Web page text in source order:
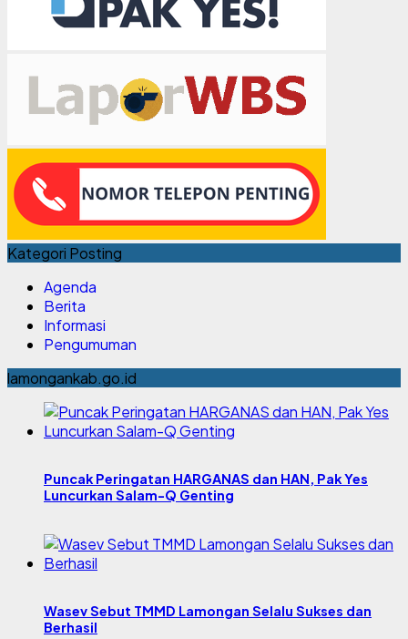
Kategori Posting
Agenda
Berita
Informasi
Pengumuman
lamongankab.go.id
Puncak Peringatan HARGANAS dan HAN, Pak Yes
Luncurkan Salam-Q Genting
Wasev Sebut TMMD Lamongan Selalu Sukses dan
Berhasil